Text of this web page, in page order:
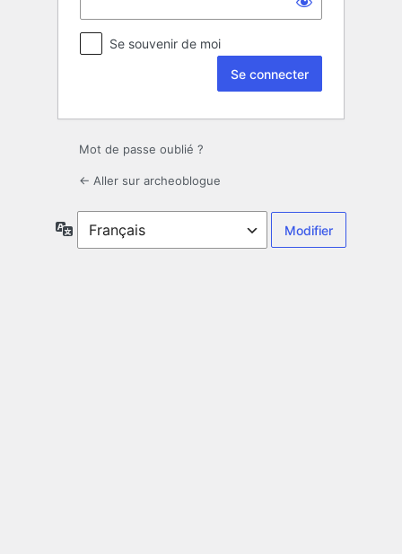
Se souvenir de moi
Mot de passe oublié ?
← Aller sur archeoblogue
Langue